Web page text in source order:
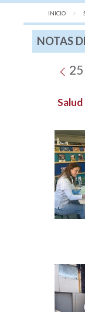
INICIO
NOTAS
Salud